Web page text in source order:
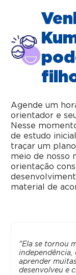
Agende um
orientador e
Nesse
de estudo
traçar um
meio de nosso
orientação
material de
"Ela se tornou
independência,
aprender
desenvolveu e